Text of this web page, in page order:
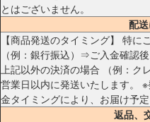
とはございません。
配
【商品発送のタイミング】 特
（例：銀行振込）⇒ご入金確認
上記以外の決済の場合 （例：ク
営業日以内に発送いたします。
金タイミングにより、お届け予
返品、